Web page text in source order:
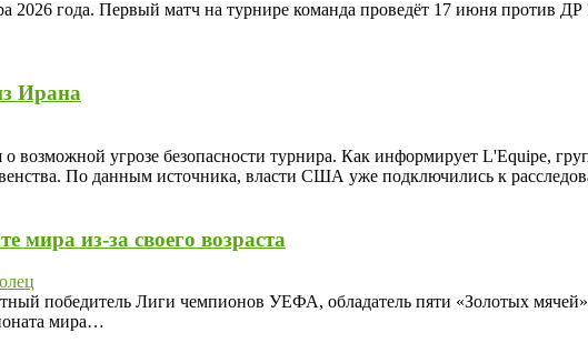
2026 года. Первый матч на турнире команда проведёт 17 июня против
Ирана
возможной угрозе безопасности турнира. Как информирует L'Equipe,
По данным источника, власти США уже подключились к
мира из-за своего возраста
победитель Лиги чемпионов УЕФА, обладатель пяти «Золотых
мира…